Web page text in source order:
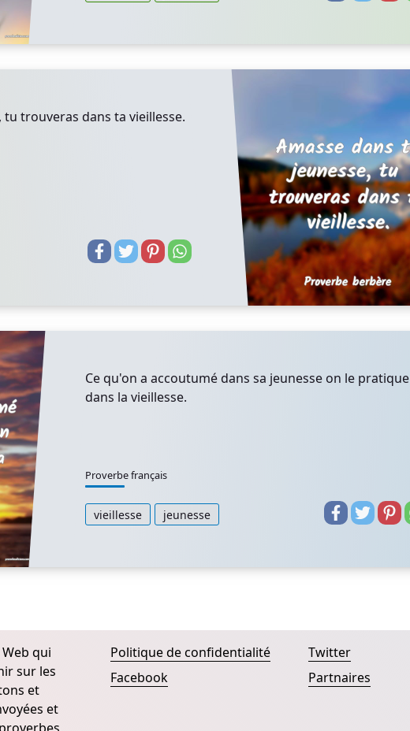
tu trouveras dans ta vieillesse.
Ce qu'on a accoutumé dans sa jeunesse on le pratique
dans la vieillesse.
Proverbe français
vieillesse jeunesse
qui
sur les
et
et
Politique de confidentialité
Facebook
Twitter
Partnaires